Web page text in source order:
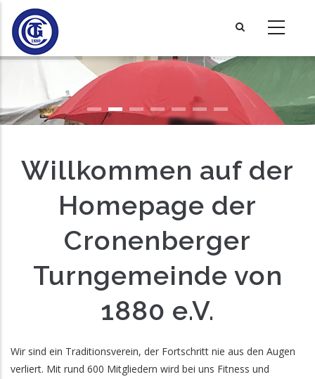
Direkt
zum
Inhalt
Willkommen auf der
Homepage der
Cronenberger
Turngemeinde von
1880 e.V.
Wir sind ein Traditionsverein, der Fortschritt nie aus den Augen
verliert. Mit rund 600 Mitgliedern wird bei uns Fitness und